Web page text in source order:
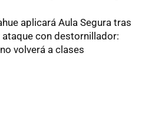
aplicará Aula Segura tras
con destornillador:
volverá a clases